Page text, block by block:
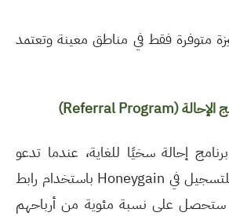
متوفرة فقط في مناطق معينة وتعتمد
(Referral Program)
يقدم Honeygain برنامج إحالة سخيًا للغاية، عندما تدعو
أصدقاءك وعائلتك للتسجيل في Honeygain باستخدام رابط
ستحصل على نسبة مئوية من أرباحهم